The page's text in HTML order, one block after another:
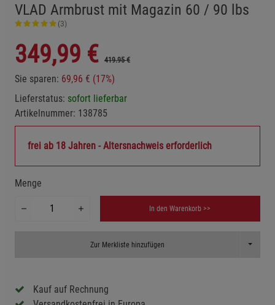
VLAD Armbrust mit Magazin 60 / 90 lbs
(3)
349,99 € 419.95 €
Sie sparen: 69,96 € (17%)
Lieferstatus: sofort lieferbar
Artikelnummer: 138785
frei ab 18 Jahren - Altersnachweis erforderlich
Menge
In den Warenkorb >>
Zur Merkliste hinzufügen Toggle
Kauf auf Rechnung